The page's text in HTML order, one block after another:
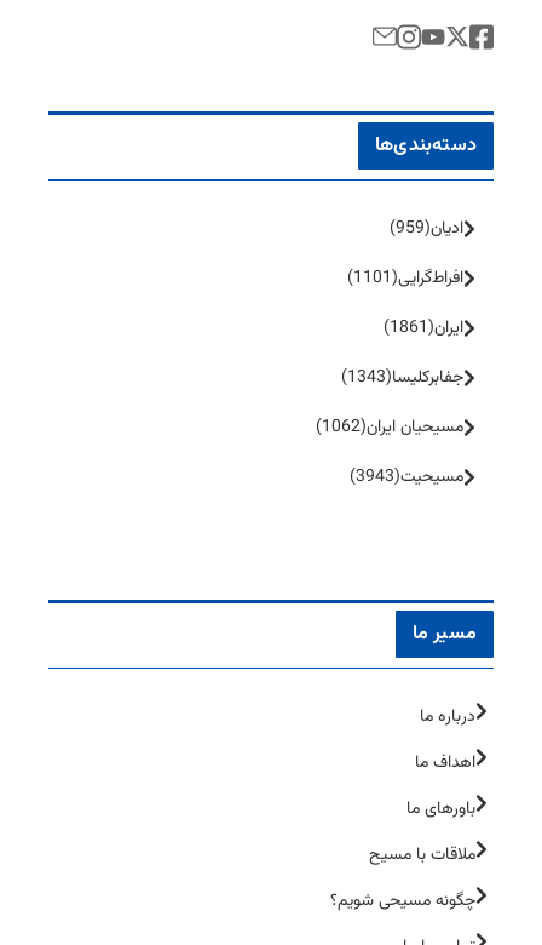
دسته‌بندی‌ها
ادیان(959)
افراط‌گرایی(1101)
ایران(1861)
جفا‌بر‌کلیسا(1343)
مسیحیان ایران(1062)
مسیحیت(3943)
مسیر ما
درباره ما
اهداف ما
باورهای ما
ملاقات با مسیح
چگونه مسیحی شویم؟